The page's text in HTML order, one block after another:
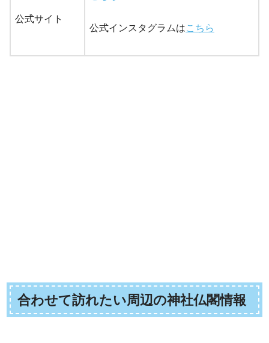
公式サイト
公式インスタグラムはこちら
合わせて訪れたい周辺の神社仏閣情報